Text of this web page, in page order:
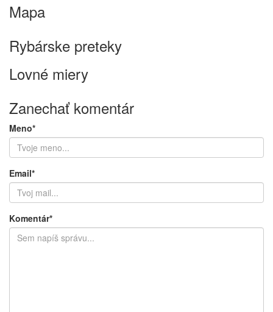
Mapa
Rybárske preteky
Lovné miery
Zanechať komentár
Meno*
Email*
Komentár*